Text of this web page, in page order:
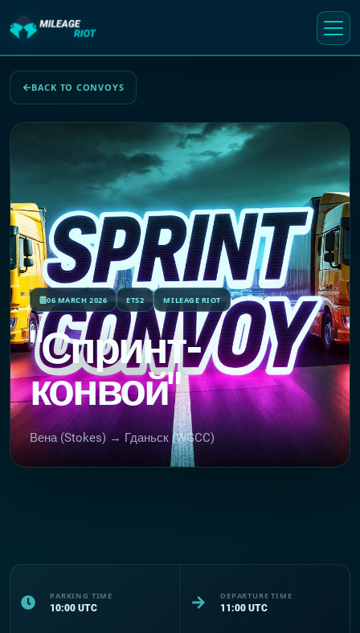
BACK TO CONVOYS
06 MARCH 2026 ETS2 MILEAGE RIOT
"Спринт-
конвой"
Вена (Stokes) → Гданьск (WGCC)
PARKING TIME
10:00 UTC
DEPARTURE TIME
11:00 UTC